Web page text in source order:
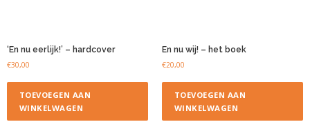
‘En nu eerlijk!’ – hardcover
€30,00
TOEVOEGEN AAN
WINKELWAGEN
En nu wij! – het boek
€20,00
TOEVOEGEN AAN
WINKELWAGEN